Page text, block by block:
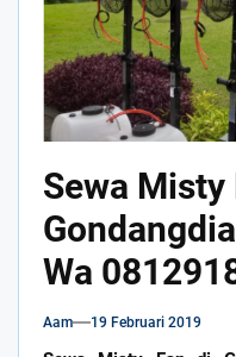
Sewa Misty
Wa
Aam 19 Februari 2019